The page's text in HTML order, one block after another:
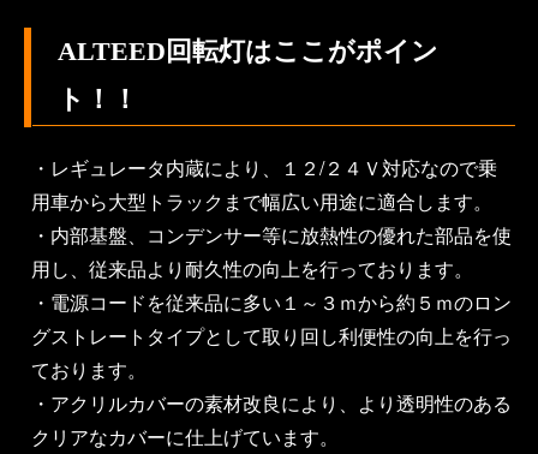
ALTEED回転灯はここがポイン
ト！！
・レギュレータ内蔵により、１２/２４Ｖ対応なので乗
用車から大型トラックまで幅広い用途に適合します。
・内部基盤、コンデンサー等に放熱性の優れた部品を使
用し、従来品より耐久性の向上を行っております。
・電源コードを従来品に多い１～３ｍから約５ｍのロン
グストレートタイプとして取り回し利便性の向上を行っ
ております。
・アクリルカバーの素材改良により、より透明性のある
クリアなカバーに仕上げています。